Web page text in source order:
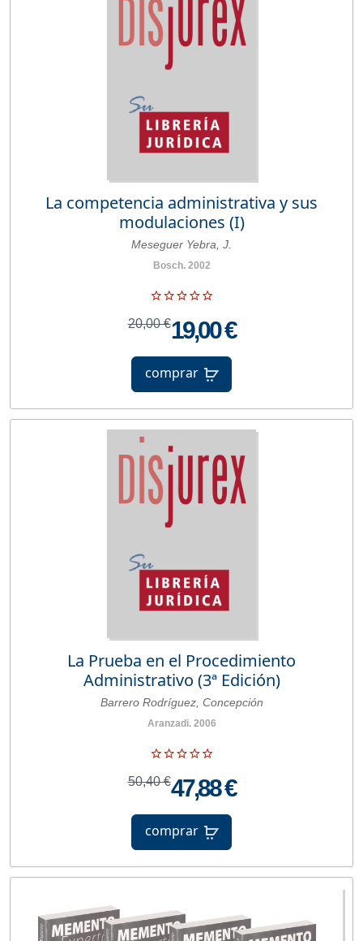
La competencia administrativa y sus
modulaciones (I)
Meseguer Yebra, J.
Bosch. 2002
20,00 €19,00 €
comprar
La Prueba en el Procedimiento
Administrativo (3ª Edición)
Barrero Rodríguez, Concepción
Aranzadi. 2006
50,40 €47,88 €
comprar